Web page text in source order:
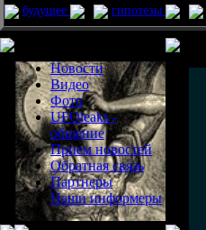
будущее
гипотезы
Новости
Видео
Фото
UFOleaks -
общение
Прием новостей
Обратная связь
Партнеры
Наши информеры